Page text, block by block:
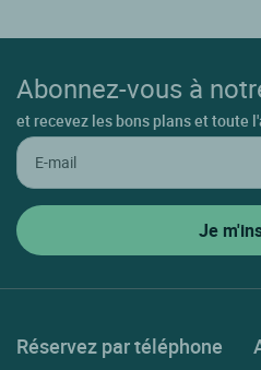
Abonnez-vous à
et recevez les bons plans et toute
Réservez par téléphone